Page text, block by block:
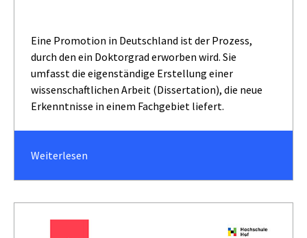
Eine Promotion in Deutschland ist der Prozess,
durch den ein Doktorgrad erworben wird. Sie
umfasst die eigenständige Erstellung einer
wissenschaftlichen Arbeit (Dissertation), die neue
Erkenntnisse in einem Fachgebiet liefert.
Weiterlesen